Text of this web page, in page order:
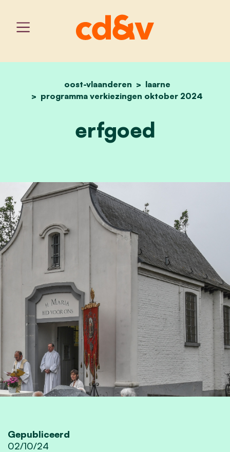
home
oost-vlaanderen
laarne
programma verkiezingen oktober 2024
erfgoed
erfgoed
Gepubliceerd
02/10/24